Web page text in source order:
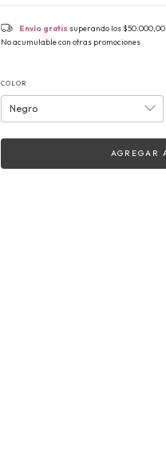
Envío gratis superando los $50.000,00
No acumulable con otras promociones
COLOR